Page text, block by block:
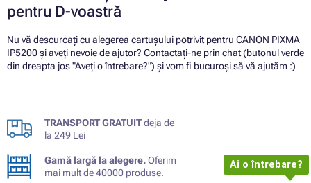
pentru D-voastră
Nu vă descurcați cu alegerea cartușului potrivit pentru CANON PIXMA
IP5200 și aveți nevoie de ajutor? Contactați-ne prin chat (butonul verde
din dreapta jos "Aveți o întrebare?") și vom fi bucuroși să vă ajutăm :)
TRANSPORT GRATUITdeja de
la 249 Lei
Gamă largă la alegere.Oferim
mai mult de 40000 produse.
Ai o întrebare?